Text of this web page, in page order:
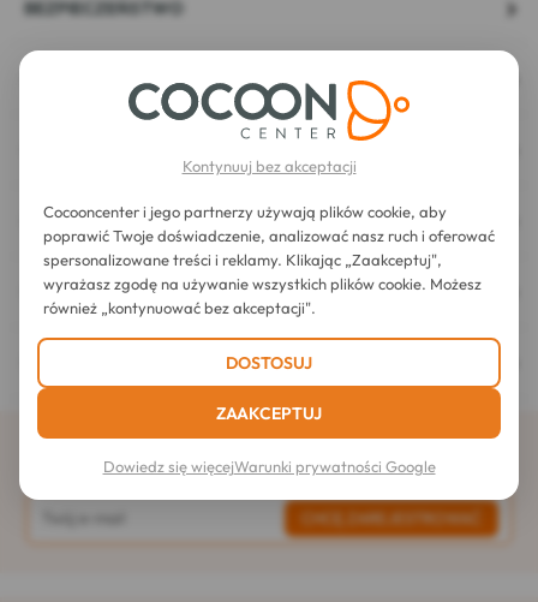
BEZPIECZEŃSTWO
PRYWATNOŚĆ
BRAK PRODUKTU W TWOJEJ PACZCE
FARMACEUCI DO PAŃSTWA DYSPOZYCJI
KORZYŚĆ LOJALNOŚCIOWA
Zapisz się do newslettera
Kontynuuj bez akceptacji
Cocooncenter i jego partnerzy używają plików cookie, aby
poprawić Twoje doświadczenie, analizować nasz ruch i oferować
spersonalizowane treści i reklamy. Klikając „Zaakceptuj",
wyrażasz zgodę na używanie wszystkich plików cookie. Możesz
również „kontynuować bez akceptacji".
DOSTOSUJ
ZAAKCEPTUJ
Dowiedz się więcejWarunki prywatności Google